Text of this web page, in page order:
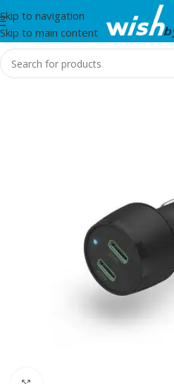
Skip to navigation
Skip to main content
Home/Hama